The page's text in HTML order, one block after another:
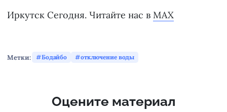
Иркутск Сегодня. Читайте нас в MAX
Метки: Бодайбо отключение воды
Оцените материал